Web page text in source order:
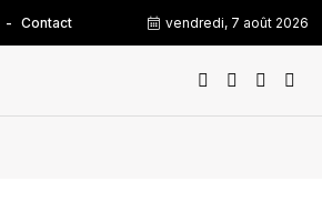
Contact vendredi, 7 août 2026